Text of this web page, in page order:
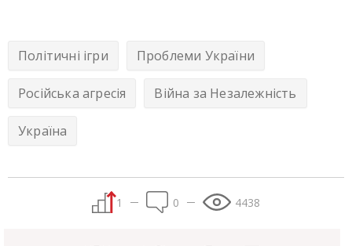
Політичні ігри Проблеми України
Російська агресія Війна за Незалежність
Україна
1 0 4438